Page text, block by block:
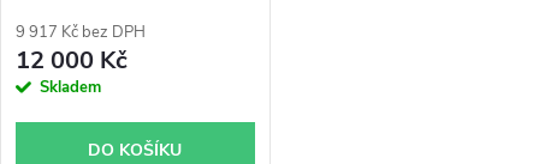
9 917 Kč bez DPH
12 000 Kč
Skladem
DO KOŠÍKU